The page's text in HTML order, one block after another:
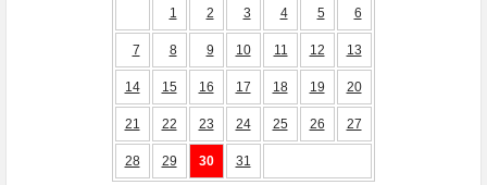
1
2 3 4 5 6
7 8 9 10 11 12 13
14 15 16 17 18 19 20
21 22 23 24 25 26 27
28 29 30 31